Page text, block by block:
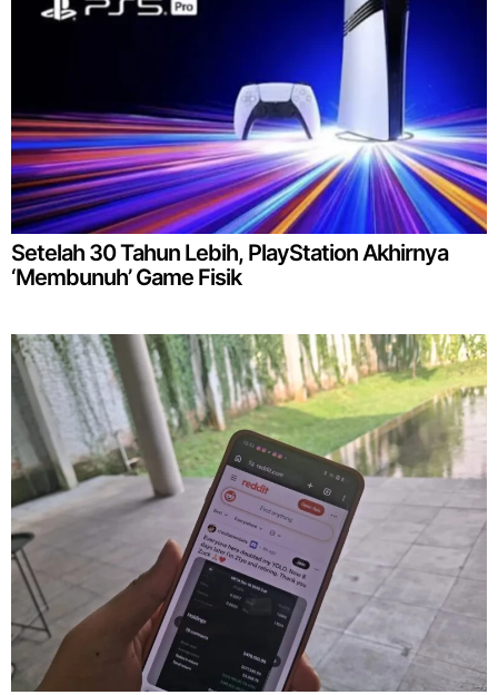
Setelah 30 Tahun Lebih, PlayStation Akhirnya
‘Membunuh’ Game Fisik